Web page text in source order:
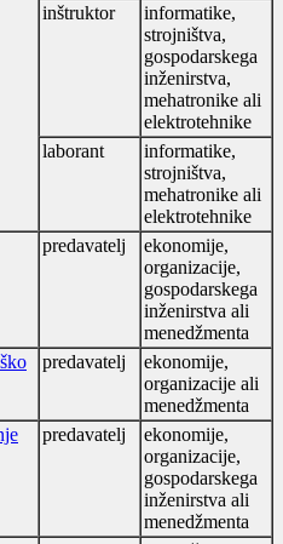
inštruktor
informatike,
strojništva,
gospodarskega
inženirstva,
mehatronike ali
elektrotehnike
laborant
informatike,
strojništva,
mehatronike ali
elektrotehnike
predavatelj
ekonomije,
organizacije,
gospodarskega
inženirstva ali
menedžmenta
predavatelj
ekonomije,
organizacije ali
menedžmenta
predavatelj
ekonomije,
organizacije,
gospodarskega
inženirstva ali
menedžmenta